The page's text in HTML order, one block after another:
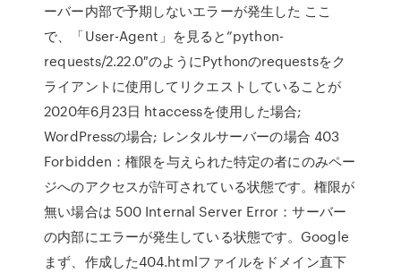
ーバー内部で予期しないエラーが発生した ここ
で、「User-Agent」を見ると”python-
requests/2.22.0″のようにPythonのrequestsをク
ライアントに使用してリクエストしていることが
2020年6月23日 htaccessを使用した場合;
WordPressの場合; レンタルサーバーの場合 403
Forbidden：権限を与えられた特定の者にのみペー
ジへのアクセスが許可されている状態です。権限が
無い場合は 500 Internal Server Error：サーバー
の内部にエラーが発生している状態です。Google
まず、作成した404.htmlファイルをドメイン直下